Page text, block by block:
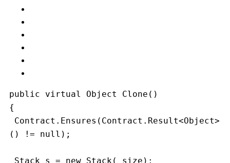
public virtual Object Clone()
{
() != null);
Stack s = new Stack(_size);